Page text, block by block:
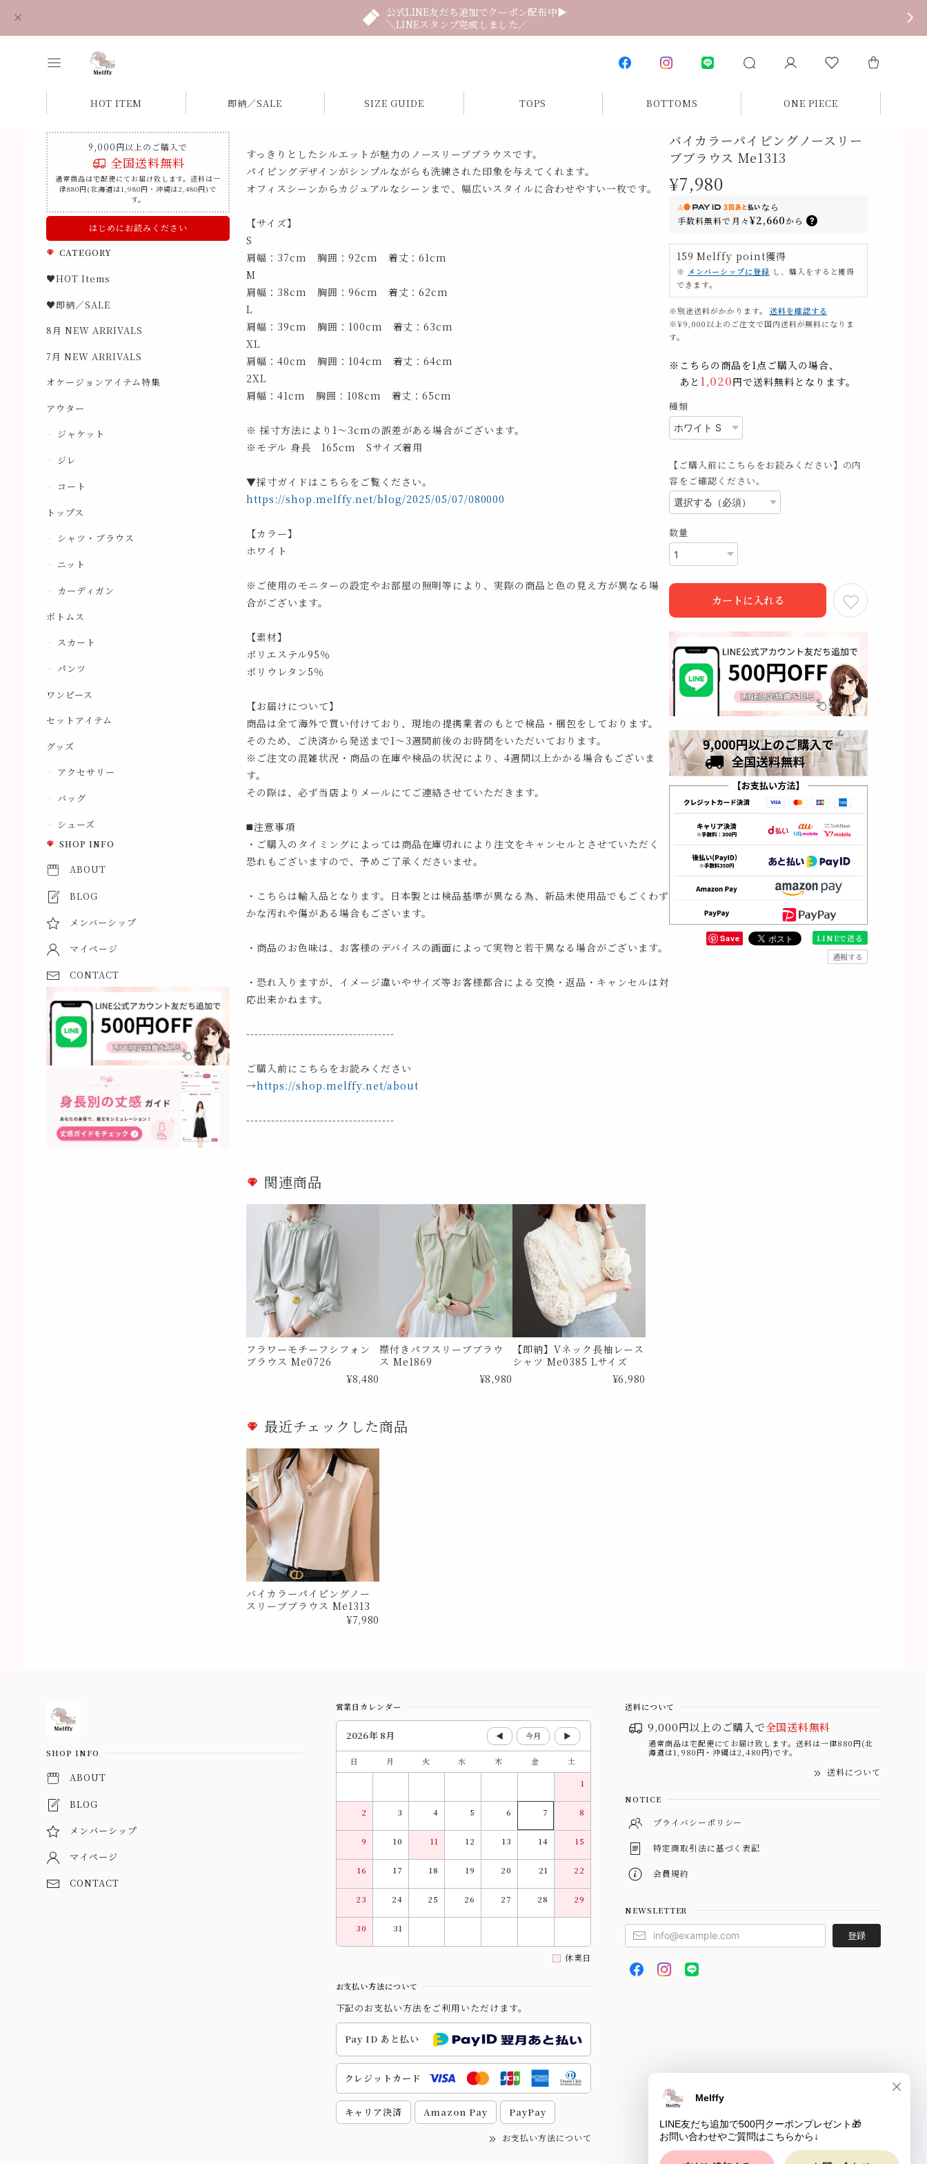
公式LINE友だち追加でクーポン配布中▶
＼LINEスタンプ完成しました／
HOT ITEM 即納／SALE SIZE GUIDE TOPS BOTTOMS ONE PIECE
9,000円以上のご購入で
全国送料無料
通常商品は宅配便にてお届け致します。送料は一
律880円(北海道は1,980円・沖縄は2,480円)で
す。
はじめにお読みください
CATEGORY
♥HOT Items
♥即納／SALE
8月 NEW ARRIVALS
7月 NEW ARRIVALS
オケージョンアイテム特集
アウター
ジャケット
ジレ
コート
トップス
シャツ・ブラウス
ニット
カーディガン
ボトムス
スカート
パンツ
ワンピース
セットアイテム
グッズ
アクセサリー
バッグ
シューズ
SHOP INFO
ABOUT
BLOG
メンバーシップ
マイページ
CONTACT
すっきりとしたシルエットが魅力のノースリーブブラウスです。
パイピングデザインがシンプルながらも洗練された印象を与えてくれます。
オフィスシーンからカジュアルなシーンまで、幅広いスタイルに合わせやすい一枚です。
【サイズ】
S
肩幅：37cm 胸囲：92cm 着丈：61cm
M
肩幅：38cm 胸囲：96cm 着丈：62cm
L
肩幅：39cm 胸囲：100cm 着丈：63cm
XL
肩幅：40cm 胸囲：104cm 着丈：64cm
2XL
肩幅：41cm 胸囲：108cm 着丈：65cm
※ 採寸方法により1～3cmの誤差がある場合がございます。
※モデル 身長 165cm Sサイズ着用
▼採寸ガイドはこちらをご覧ください。
https://shop.melffy.net/blog/2025/05/07/080000
【カラー】
ホワイト
※ご使用のモニターの設定やお部屋の照明等により、実際の商品と色の見え方が異なる場
合がございます。
【素材】
ポリエステル95％
ポリウレタン5％
【お届けについて】
商品は全て海外で買い付けており、現地の提携業者のもとで検品・梱包をしております。
そのため、ご決済から発送まで1～3週間前後のお時間をいただいております。
※ご注文の混雑状況・商品の在庫や検品の状況により、4週間以上かかる場合もございま
す。
その際は、必ず当店よりメールにてご連絡させていただきます。
◼️注意事項
・ご購入のタイミングによっては商品在庫切れにより注文をキャンセルとさせていただく
恐れもございますので、予めご了承くださいませ。
・こちらは輸入品となります。日本製とは検品基準が異なる為、新品未使用品でもごくわず
かな汚れや傷がある場合もございます。
・商品のお色味は、お客様のデバイスの画面によって実物と若干異なる場合がございます。
・恐れ入りますが、イメージ違いやサイズ等お客様都合による交換・返品・キャンセルは対
応出来かねます。
------------------------------------
ご購入前にこちらをお読みください
→https://shop.melffy.net/about
------------------------------------
バイカラーパイピングノースリー
ブブラウス Me1313
¥7,980
なら
手数料無料で 月々¥2,660から
159 Melffy point獲得
※ メンバーシップに登録 し、購入をすると獲得
できます。
※別途送料がかかります。
送料を確認する
※¥9,000以上のご注文で国内送料が無料になりま
す。
※こちらの商品を1点ご購入の場合、
あと 1,020円で送料無料となります。
種類
【ご購入前にこちらをお読みください】の内
容をご確認ください。
数量
カートに入れる
Save
LINEで送る
通報する
関連商品
フラワーモチーフシフォン
ブラウス Me0726
¥8,480
襟付きパフスリーブブラウ
ス Me1869
¥8,980
【即納】Vネック長袖レース
シャツ Me0385 Lサイズ
¥6,980
最近チェックした商品
バイカラーパイピングノー
スリーブブラウス Me1313
¥7,980
Information
SHOP INFO
ABOUT
BLOG
メンバーシップ
マイページ
CONTACT
営業日カレンダー
2026年 8月 ◀ 今月 ▶
日 月 火 水 木 金
土
1
2 3 4 5 6 7 8
9 10 11 12 13 14 15
16 17 18 19 20 21 22
23 24 25 26 27 28 29
30 31
休業日
お支払い方法について
下記のお支払い方法をご利用いただけます。
Pay ID あと払い
クレジットカード
キャリア決済 Amazon Pay PayPay
お支払い方法について
送料について
9,000円以上のご購入で全国送料無料
通常商品は宅配便にてお届け致します。送料は一律880円(北
海道は1,980円・沖縄は2,480円)です。
送料について
NOTICE
プライバシーポリシー
特定商取引法に基づく表記
会員規約
NEWSLETTER
登録